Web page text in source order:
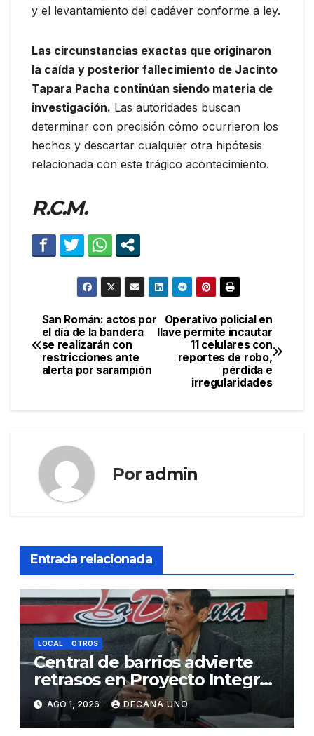
y el levantamiento del cadáver conforme a ley.
Las circunstancias exactas que originaron
la caída y posterior fallecimiento de Jacinto
Tapara Pacha continúan siendo materia de
investigación. Las autoridades buscan
determinar con precisión cómo ocurrieron los
hechos y descartar cualquier otra hipótesis
relacionada con este trágico acontecimiento.
R.C.M.
Navegación
de
entradas
Operativo policial en
Ilave permite incautar
11 celulares con
reportes de robo,
pérdida e
irregularidades
San Román: actos por
el día de la bandera
se realizarán con
restricciones ante
alerta por sarampión
Por admin
Entrada relacionada
LOCAL OTROS
Central de barrios advierte
retrasos en Proyecto Integral
de Agua y Alcantarillado para
Juliaca
AGO 1, 2026 DECANA UNO